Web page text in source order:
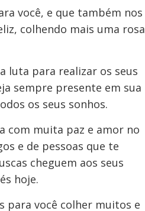
você, e que também nos
colhendo mais uma rosa
luta para realizar os seus
sempre presente em sua
os seus sonhos.
com muita paz e amor no
e de pessoas que te
cheguem aos seus
hoje.
para você colher muitos e